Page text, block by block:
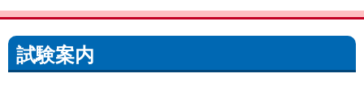
試験案内